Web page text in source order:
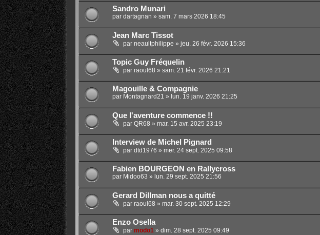
Sandro Munari
par dartagnan » sam. 7 mars 2026 18:45
Jean Marc Tissot
par neaultphilippe » jeu. 26 févr. 2026 15:36
Topic Guy Fréquelin
par raoul68 » sam. 21 févr. 2026 21:21
Magouille & Compagnie
par Montagnard21 » lun. 19 janv. 2026 21:25
Que l'aventure commence !!
par QR68 » mar. 15 avr. 2025 23:19
Interview de Michel Pignard
par dtd1976 » mer. 24 sept. 2025 09:58
Fabien BOURGEON en Rallycross
par Midoo63 » lun. 29 sept. 2025 21:56
Gerard Dillman nous a quitté
par raoul68 » mar. 30 sept. 2025 12:29
Enzo Osella
par modo1» dim. 28 sept. 2025 09:49